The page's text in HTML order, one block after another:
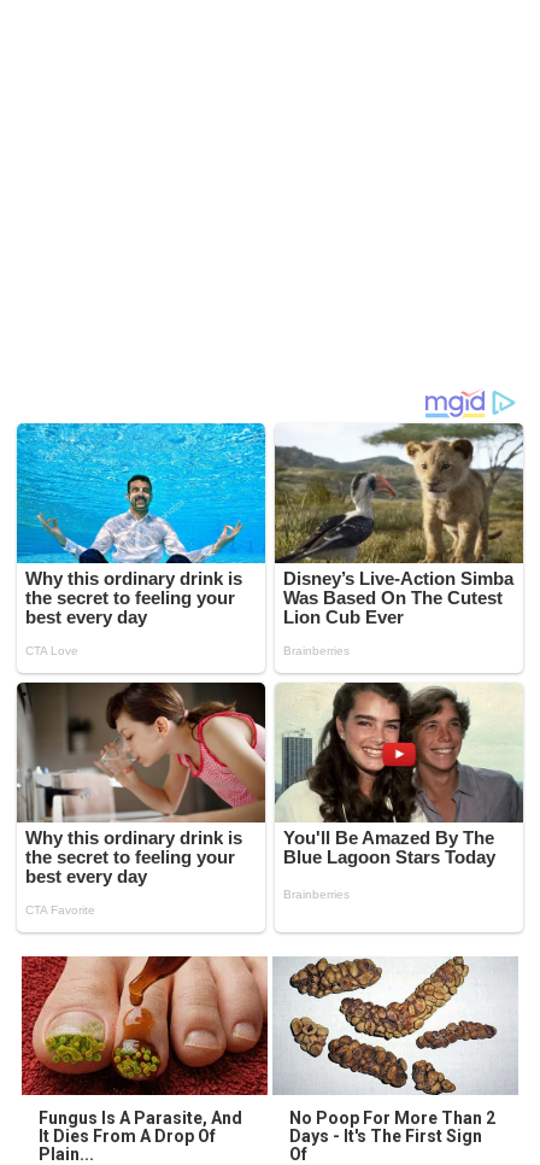
Fungus Is A Parasite, And
It Dies From A Drop Of
Plain...
No Poop For More Than 2
Days - It's The First Sign
Of